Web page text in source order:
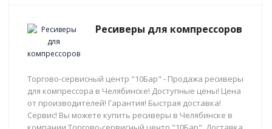
Ресиверы для компрессоров
Торгово-сервисный центр "10Бар" - Продажа ресиверы
для компрессора в Челябинске! Доступные цены! Цена
от производителей! Гарантия! Быстрая доставка!
Сервис! Вы можете купить ресиверы в Челябинске в